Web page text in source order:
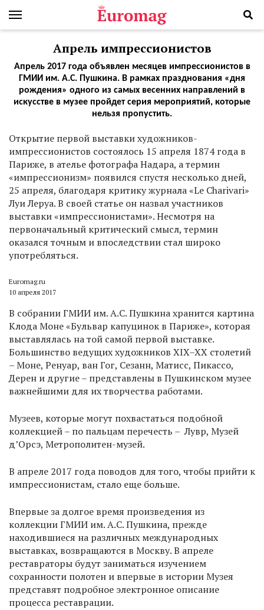
Апрель импрессионистов
Апрель 2017 года объявлен месяцев импрессионистов в
ГМИИ им. А.С. Пушкина. В рамках празднования «дня
рождения» одного из самых весенних направлений в
искусстве в музее пройдет серия мероприятий, которые
нельзя пропустить.
Открытие первой выставки художников-
импрессионистов состоялось 15 апреля 1874 года в
Париже, в ателье фотографа Надара, а термин
«импрессионизм» появился спустя несколько дней,
25 апреля, благодаря критику журнала «Le Charivari»
Луи Леруа. В своей статье он назвал участников
выставки «импрессионистами». Несмотря на
первоначальный критический смысл, термин
оказался точным и впоследствии стал широко
употребляться.
Euromag.ru
10 апреля 2017
В собрании ГМИИ им. А.С. Пушкина хранится картина
Клода Моне «Бульвар капуцинок в Париже», которая
выставлялась на той самой первой выставке.
Большинство ведущих художников XIX–XX столетий
– Моне, Ренуар, ван Гог, Сезанн, Матисс, Пикассо,
Дерен и другие – представлены в Пушкинском музее
важнейшими для их творчества работами.
Музеев, которые могут похвастаться подобной
коллекцией – по пальцам перечесть – Лувр, Музей
д’Орсэ, Метрополитен-музей.
В апреле 2017 года поводов для того, чтобы прийти к
импрессионистам, стало еще больше.
Впервые за долгое время произведения из
коллекции ГМИИ им. А.С. Пушкина, прежде
находившиеся на различных международных
выставках, возвращаются в Москву. В апреле
реставраторы будут заниматься изучением
сохранности полотен и впервые в истории Музея
представят подробное электронное описание
процесса реставрации.